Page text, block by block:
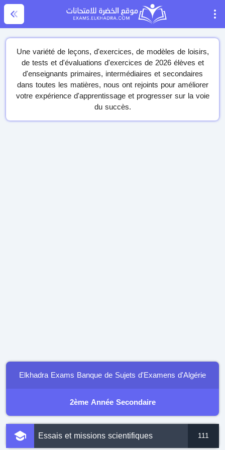
Une variété de leçons, d'exercices, de modèles de loisirs,
de tests et d'évaluations d'exercices de 2026 élèves et
d'enseignants primaires, intermédiaires et secondaires
dans toutes les matières, nous ont rejoints pour améliorer
votre expérience d'apprentissage et progresser sur la voie
du succès.
Elkhadra Exams Banque de Sujets d'Examens d'Algérie
2ème Année Secondaire
Essais et missions scientifiques 111